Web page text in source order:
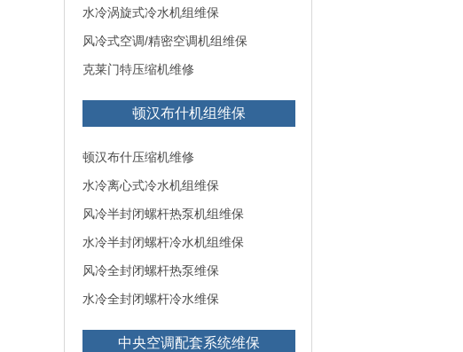
水冷涡旋式冷水机组维保
风冷式空调/精密空调机组维保
克莱门特压缩机维修
顿汉布什机组维保
顿汉布什压缩机维修
水冷离心式冷水机组维保
风冷半封闭螺杆热泵机组维保
水冷半封闭螺杆冷水机组维保
风冷全封闭螺杆热泵维保
水冷全封闭螺杆冷水维保
中央空调配套系统维保